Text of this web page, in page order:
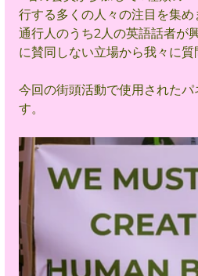
行する多くの人々の注目を集め
通行人のうち2人の英語話者が
に賛同しない立場から我々に質
今回の街頭活動で使用された
す。